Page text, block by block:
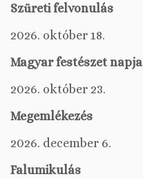
Szüreti felvonulás
2026. október 18.
Magyar festészet napja
2026. október 23.
Megemlékezés
2026. december 6.
Falumikulás